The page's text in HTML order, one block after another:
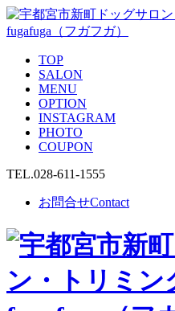
TOP
SALON
MENU
OPTION
INSTAGRAM
PHOTO
COUPON
TEL.028-611-1555
お問合せContact